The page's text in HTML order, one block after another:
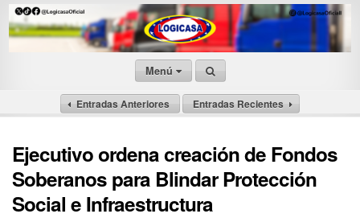
Menú
Entradas Anteriores Entradas Recientes
Ejecutivo ordena creación de Fondos
Soberanos para Blindar Protección
Social e Infraestructura